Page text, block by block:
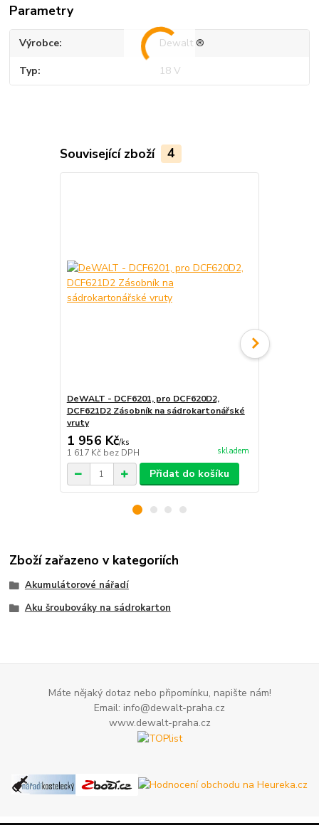
Parametry
Výrobce Dewalt ®
Typ 18 V
Související zboží 4
DeWALT - DCF6201, pro DCF620D2,
DCF621D2 Zásobník na sádrokartonářské
vruty
1 956 Kč/ks
1 617 Kč bez DPH skladem
Přidat do košíku
Zboží zařazeno v kategoriích
Akumulátorové nářadí
Aku šroubováky na sádrokarton
Máte nějaký dotaz nebo připomínku, napište nám!
Email: info@dewalt-praha.cz
www.dewalt-praha.cz